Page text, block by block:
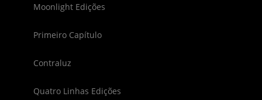
Moonlight Edições
Primeiro Capítulo
Contraluz
Quatro Linhas Edições